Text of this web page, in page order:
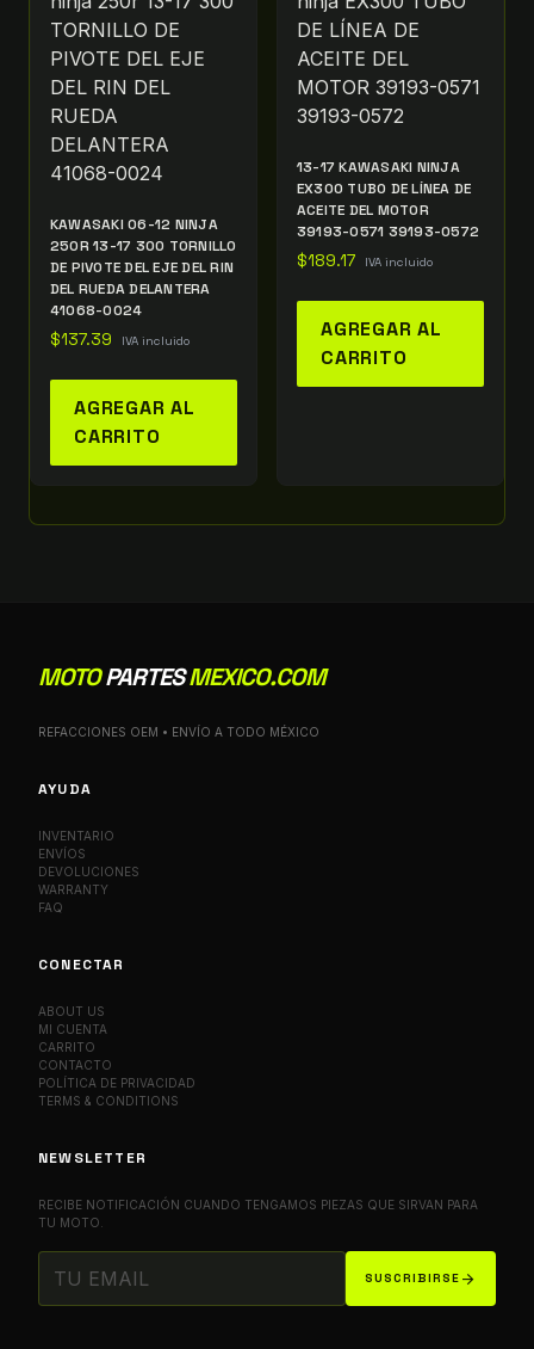
KAWASAKI 06-12 NINJA
250R 13-17 300 TORNILLO
DE PIVOTE DEL EJE DEL RIN
DEL RUEDA DELANTERA
41068-0024
$137.39 IVA incluido
AGREGAR AL
CARRITO
13-17 KAWASAKI NINJA
EX300 TUBO DE LÍNEA DE
ACEITE DEL MOTOR
39193-0571 39193-0572
$189.17 IVA incluido
AGREGAR AL
CARRITO
MOTOPARTESMEXICO.COM
REFACCIONES OEM • ENVÍO A TODO MÉXICO
AYUDA
INVENTARIO
ENVÍOS
DEVOLUCIONES
WARRANTY
FAQ
CONECTAR
ABOUT US
MI CUENTA
CARRITO
CONTACTO
POLÍTICA DE PRIVACIDAD
TERMS & CONDITIONS
NEWSLETTER
RECIBE NOTIFICACIÓN CUANDO TENGAMOS PIEZAS QUE SIRVAN PARA
TU MOTO.
SUSCRIBIRSE arrow_forward